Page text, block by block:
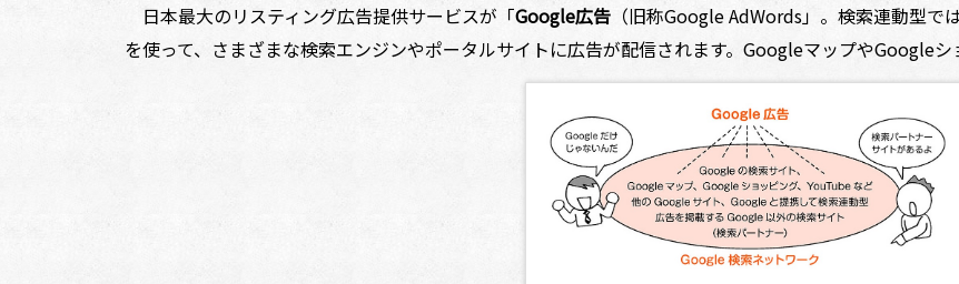
日本最大のリスティング広告提供サービスが「Google広告 （旧称Google AdWords」。検索連動型
を使って、さまざまな検索エンジンやポータルサイトに広告が配信されます。GoogleマップやGoogleシ